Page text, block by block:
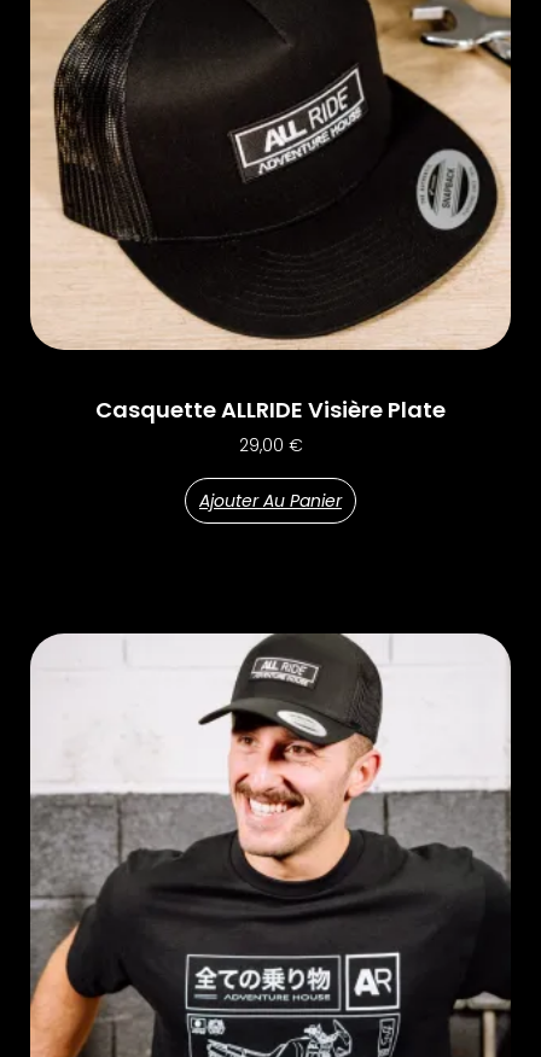
Casquette ALLRIDE Visière Plate
29,00 €
Ajouter Au Panier